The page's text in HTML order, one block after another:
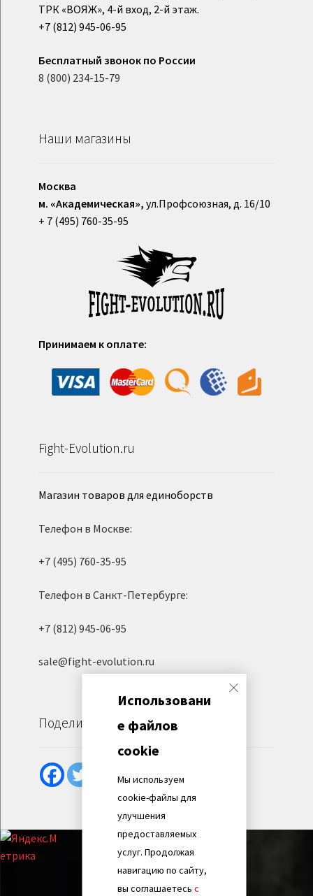
ТРК «ВОЯЖ», 4-й вход, 2-й этаж.
+7 (812) 945-06-95
Бесплатный звонок по России
8 (800) 234-15-79
Наши магазины
Москва
м. «Академическая», ул.Профсоюзная, д. 16/10
+ 7 (495) 760-35-95
Принимаем к оплате:
Fight-Evolution.ru
Магазин товаров для единоборств
Телефон в Москве:
+7 (495) 760-35-95
Телефон в Санкт-Петербурге:
+7 (812) 945-06-95
sale@fight-evolution.ru
Поделиться
Использовани
е файлов
cookie
Мы используем
cookie-файлы для
улучшения
предоставляемых
услуг. Продолжая
навигацию по сайту,
вы соглашаетесь с